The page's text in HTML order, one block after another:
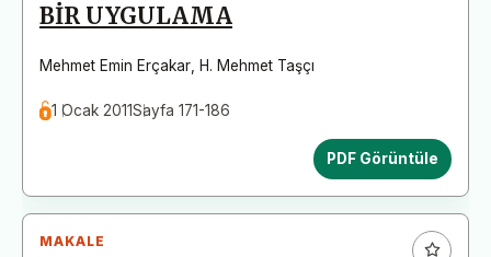
BİR UYGULAMA
Mehmet Emin Erçakar H. Mehmet Taşçı
1 Ocak 2011Sayfa 171-186
PDF Görüntüle
MAKALE